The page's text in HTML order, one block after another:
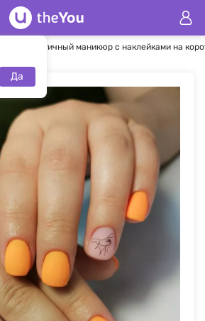
Да
Минималистичный маникюр с наклейками на